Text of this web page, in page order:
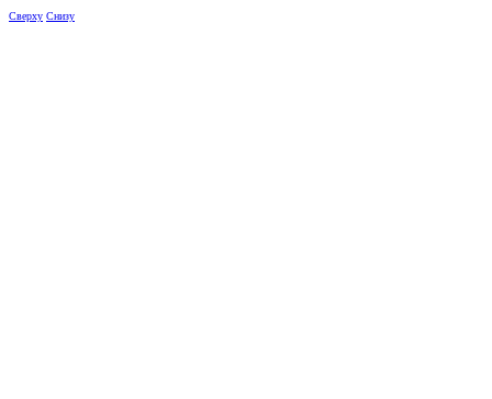
Сверху Снизу